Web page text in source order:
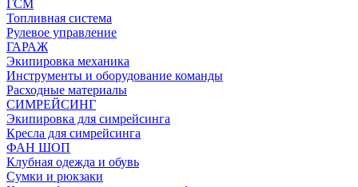
ГСМ
Топливная система
Рулевое управление
ГАРАЖ
Экипировка механика
Инструменты и оборудование команды
Расходные материалы
СИМРЕЙСИНГ
Экипировка для симрейсинга
Кресла для симрейсинга
ФАН ШОП
Клубная одежда и обувь
Сумки и рюкзаки